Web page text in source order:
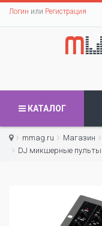
Логин или Регистрация
КАТАЛОГ
mmag.ru Магазин
DJ микшерные пульты